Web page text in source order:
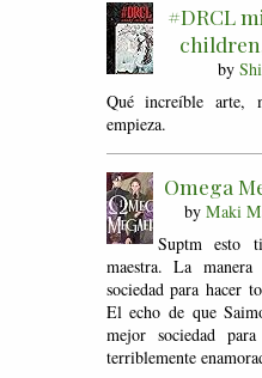
#DRCL
by
Qué increíble arte,
empieza.
Omega
by Maki
Suptm esto
maestra. La
sociedad para hacer
El echo de que
mejor sociedad
terriblemente